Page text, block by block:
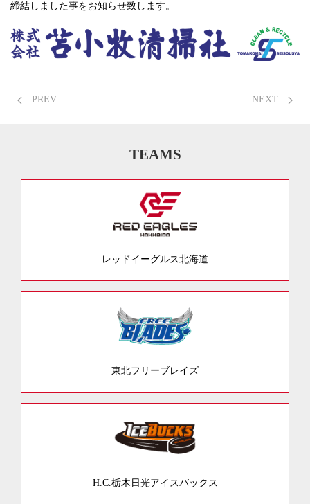
締結しました事をお知らせ致します。
PREV NEXT
TEAMS
レッドイーグルス北海道
東北フリーブレイズ
H.C.栃木日光アイスバックス